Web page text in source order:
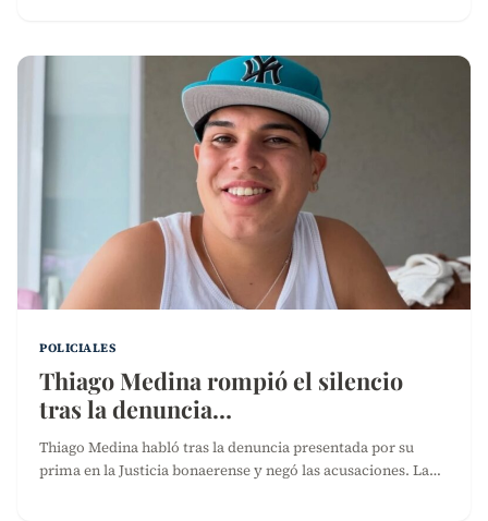
POLICIALES
Thiago Medina rompió el silencio
tras la denuncia…
Thiago Medina habló tras la denuncia presentada por su
prima en la Justicia bonaerense y negó las acusaciones. La…